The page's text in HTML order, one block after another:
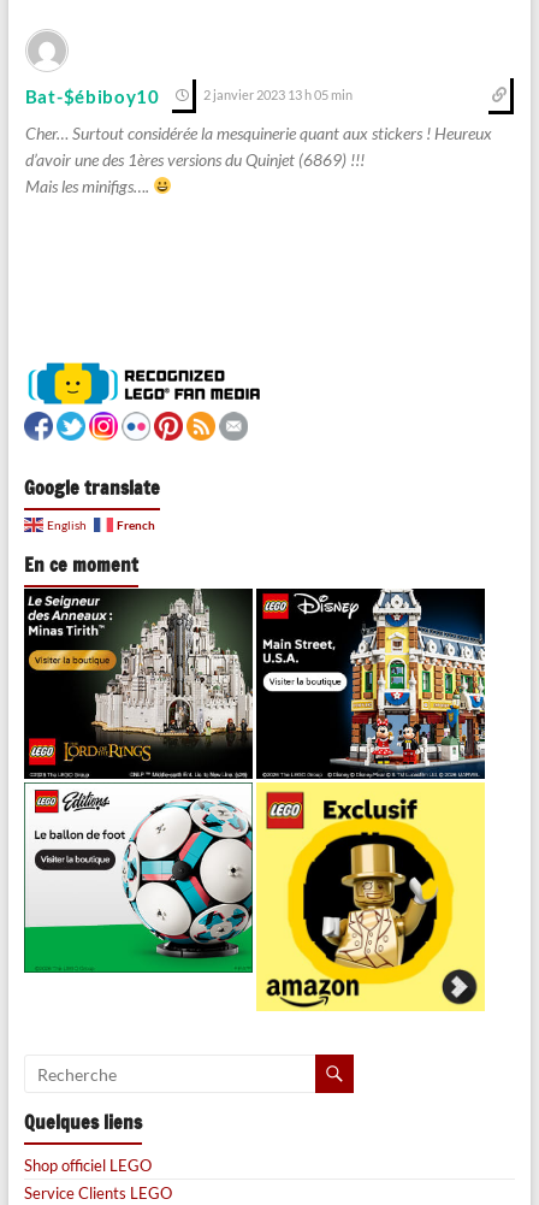
Bat-$ébiboy10 2 janvier 2023 13 h 05 min
Cher… Surtout considérée la mesquinerie quant aux stickers ! Heureux
d’avoir une des 1ères versions du Quinjet (6869) !!!
Mais les minifigs….
Google translate
English French
En ce moment
Quelques liens
Shop officiel LEGO
Service Clients LEGO